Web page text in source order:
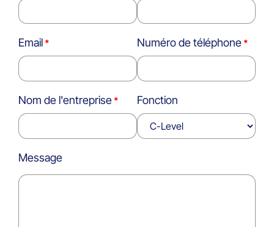
Email Numéro de téléphone
Nom de l'entreprise Fonction
Message